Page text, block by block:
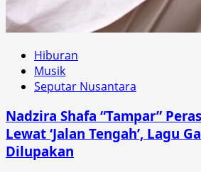
Hiburan
Musik
Seputar Nusantara
Nadzira Shafa “Tampar”
Lewat ‘Jalan Tengah’, Lagu
Dilupakan